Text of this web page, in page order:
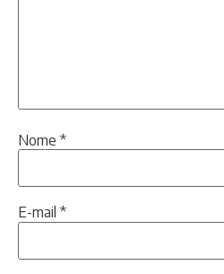
Nome *
E-mail *